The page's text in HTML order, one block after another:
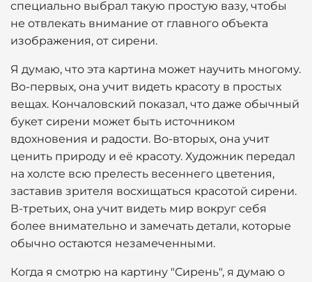
специально выбрал такую простую вазу, чтобы
не отвлекать внимание от главного объекта
изображения, от сирени.
Я думаю, что эта картина может научить многому.
Во-первых, она учит видеть красоту в простых
вещах. Кончаловский показал, что даже обычный
букет сирени может быть источником
вдохновения и радости. Во-вторых, она учит
ценить природу и её красоту. Художник передал
на холсте всю прелесть весеннего цветения,
заставив зрителя восхищаться красотой сирени.
В-третьих, она учит видеть мир вокруг себя
более внимательно и замечать детали, которые
обычно остаются незамеченными.
Когда я смотрю на картину "Сирень", я думаю о